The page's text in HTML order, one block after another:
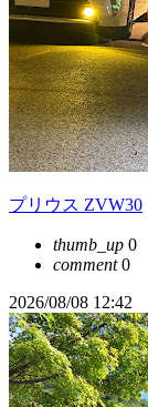
プリウス ZVW30
thumb_up 0
comment0
2026/08/08 12:42